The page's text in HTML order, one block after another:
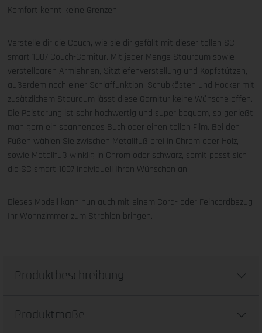
Komfort kennt keine Grenzen.
Verstelle dir die Couch, wie sie dir gefällt mit dieser tollen SC
smart 1007 Couch-Garnitur. Mit jeder Menge Stauraum sowie
verstellbaren Armlehnen, Sitztiefenverstellung und Kopfstützen,
außerdem noch einer Schlaffunktion, Schubkästen und Hocker mit
zusätzlichem Stauraum lässt diese Garnitur keine Wünsche offen.
Die Polsterung ist sehr hochwertig und super bequem, so genießt
man gern ein spannendes Buch oder einen tollen Film. Bei den
Füßen wählen Sie zwischen Metallfuß brei in Chrom oder Holz,
sowie Metallfuß winklig in Chrom oder schwarz, somit passt sich
die SC smart 1007 individuell Ihren Wünschen an.
Dieses Modell kann nun auch mit einem Cord- oder Feincordbezug
Ihr Wohnzimmer zum Strahlen bringen.
Produktbeschreibung
Produktmaße